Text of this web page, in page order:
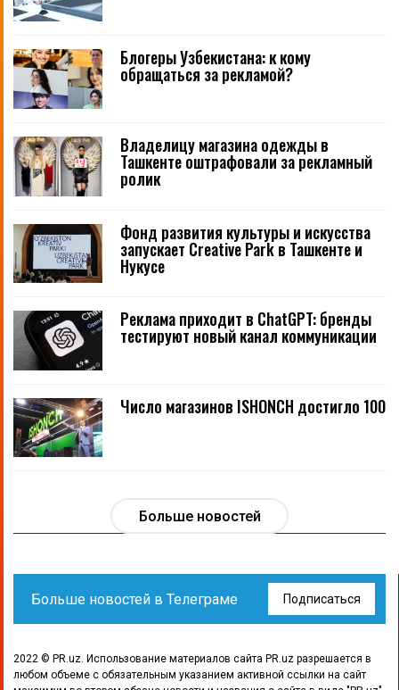
Блогеры Узбекистана: к кому
обращаться за рекламой?
Владелицу магазина одежды в
Ташкенте оштрафовали за рекламный
ролик
Фонд развития культуры и искусства
запускает Creative Park в Ташкенте и
Нукусе
Реклама приходит в ChatGPT: бренды
тестируют новый канал коммуникации
Число магазинов ISHONCH достигло 100
Больше новостей
Больше новостей в Телеграме Подписаться
2022 © PR.uz. Использование материалов сайта PR.uz разрешается в
любом объеме с обязательным указанием активной ссылки на сайт